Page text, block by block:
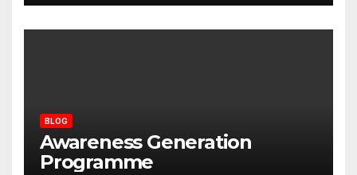
BLOG
Awareness Generation
Programme